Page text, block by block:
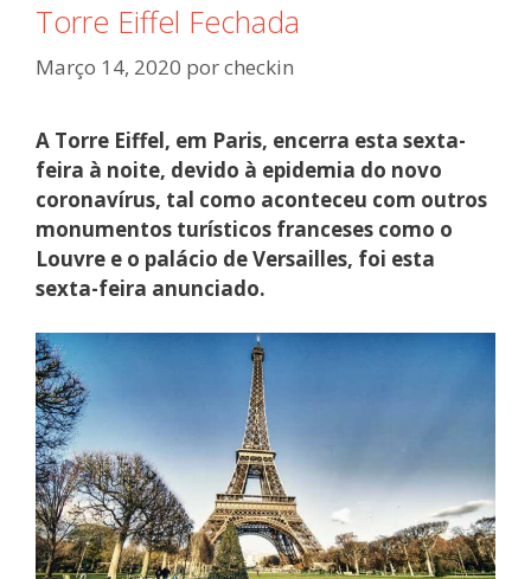
Torre Eiffel Fechada
Março 14, 2020 porcheckin
A Torre Eiffel, em Paris, encerra esta sexta-
feira à noite, devido à epidemia do novo
coronavírus, tal como aconteceu com outros
monumentos turísticos franceses como o
Louvre e o palácio de Versailles, foi esta
sexta-feira anunciado.